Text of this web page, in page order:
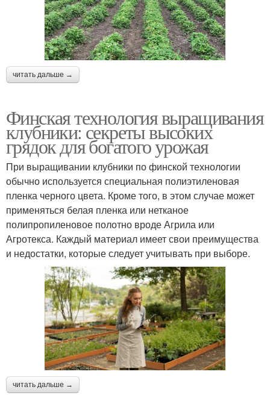
читать дальше →
Финская технология выращивания
клубники: секреты высоких
грядок для богатого урожая
При выращивании клубники по финской технологии
обычно используется специальная полиэтиленовая
пленка черного цвета. Кроме того, в этом случае может
применяться белая пленка или нетканое
полипропиленовое полотно вроде Агрила или
Агротекса. Каждый материал имеет свои преимущества
и недостатки, которые следует учитывать при выборе.
читать дальше →